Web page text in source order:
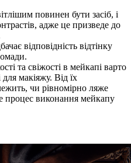
повинен бути засіб, і
адже це призведе до
відповідність відтінку
та свіжості в мейкапі варто
для макіяжу. Від їх
чи рівномірно ляже
процес виконання мейкапу